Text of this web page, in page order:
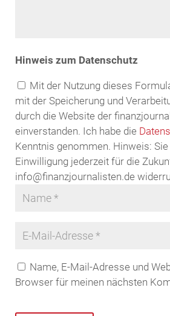
Hinweis zum Datenschutz
Mit der Nutzung dieses
mit der Speicherung und
durch die Website der
einverstanden. Ich habe die
Kenntnis genommen. Hinweis:
Einwilligung jederzeit für die
info@finanzjournalisten.de
Name, E-Mail-Adresse und
Browser für meinen nächsten